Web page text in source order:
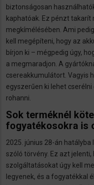
biztonságosan
kaphatóak. Ez pénzt
megkímélésében. Ami
kell megépíteni, hogy az
bírjon ki – mégpedig úgy,
a megmaradjon. A
csereakkumulátort. Vagyis
egyszerűen ki lehet
rohanni.
Sok terméknél
fogyatékosokra is
2025. június 28-án
szóló törvény. Ez azt
szolgáltatásokat úgy kell
legyenek, és a fogyatékkal